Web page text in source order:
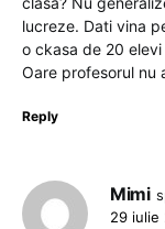
lucreze. Dati vina
o ckasa de 20
Oare profesorul nu
Reply
Mimi
29 iulie